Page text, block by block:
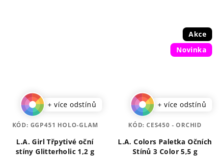
+ více odstínů
L.A. Girl Třpytivé oční
stíny Glitterholic 1,2 g
KÓD: GGP451 HOLO-GLAM
Akce
Novinka
+ více odstínů
L.A. Colors Paletka Očních
Stínů 3 Color 5,5 g
KÓD: CES450 - ORCHID